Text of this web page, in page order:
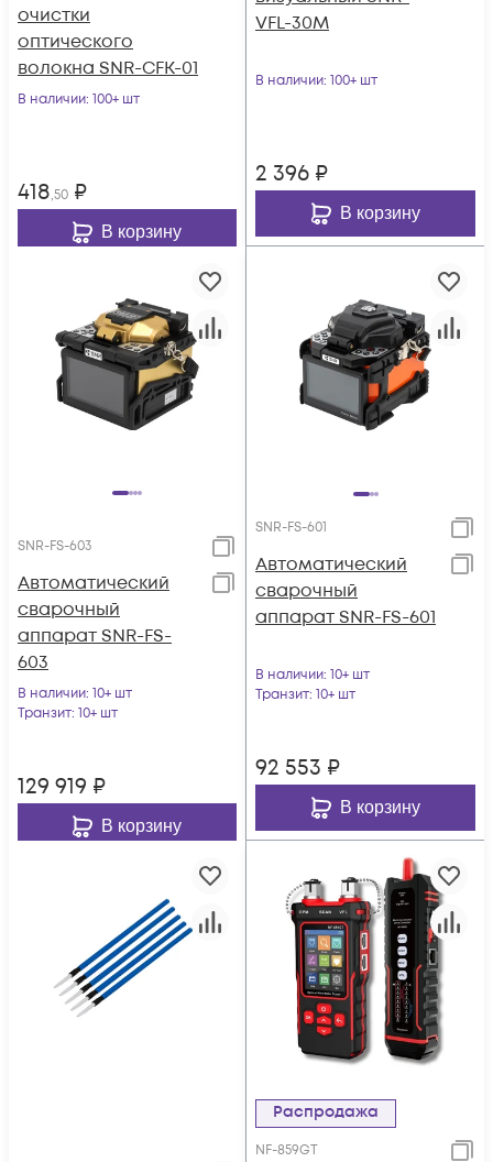
очистки
оптического
волокна SNR-CFK-01
В наличии: 100+ шт
418,50 ₽
В корзину
VFL-30M
В наличии: 100+ шт
2 396 ₽
В корзину
SNR-FS-603
Автоматический
сварочный
аппарат SNR-FS-
603
В наличии: 10+ шт
Транзит: 10+ шт
129 919 ₽
В корзину
SNR-FS-601
Автоматический
сварочный
аппарат SNR-FS-601
В наличии: 10+ шт
Транзит: 10+ шт
92 553 ₽
В корзину
Распродажа
NF-859GT